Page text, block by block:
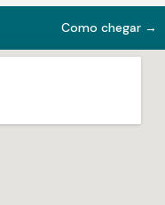
Como chegar →